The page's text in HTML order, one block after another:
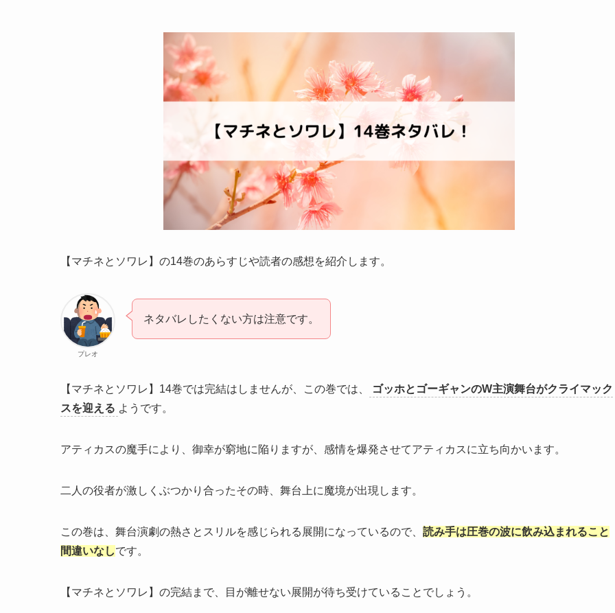
【マチネとソワレ】の14巻のあらすじや読者の感想を紹介します。
プレオ
ネタバレしたくない方は注意です。
【マチネとソワレ】14巻では完結はしませんが、この巻では、
ゴッホとゴーギャンのW主演舞台がクライマック
スを迎える ようです。
アティカスの魔手により、御幸が窮地に陥りますが、感情を爆発させてアティカスに立ち向かいます。
二人の役者が激しくぶつかり合ったその時、舞台上に魔境が出現します。
この巻は、舞台演劇の熱さとスリルを感じられる展開になっているので、 読み手は圧巻の波に飲み込まれること
間違いなしです。
【マチネとソワレ】の完結まで、目が離せない展開が待ち受けていることでしょう。